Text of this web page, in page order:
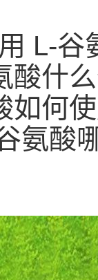
L-
酸什
如何
氨酸